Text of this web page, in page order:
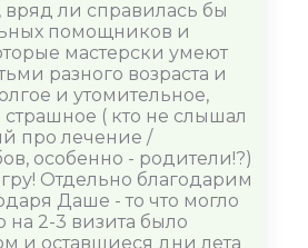
ли справилась бы
помощников и
мастерски умеют
разного возраста и
и утомительное,
( кто не слышал
про лечение /
особенно - родители!?)
Отдельно благодарим
Даше - то что могло
на 2-3 визита было
и оставшиеся дни лета